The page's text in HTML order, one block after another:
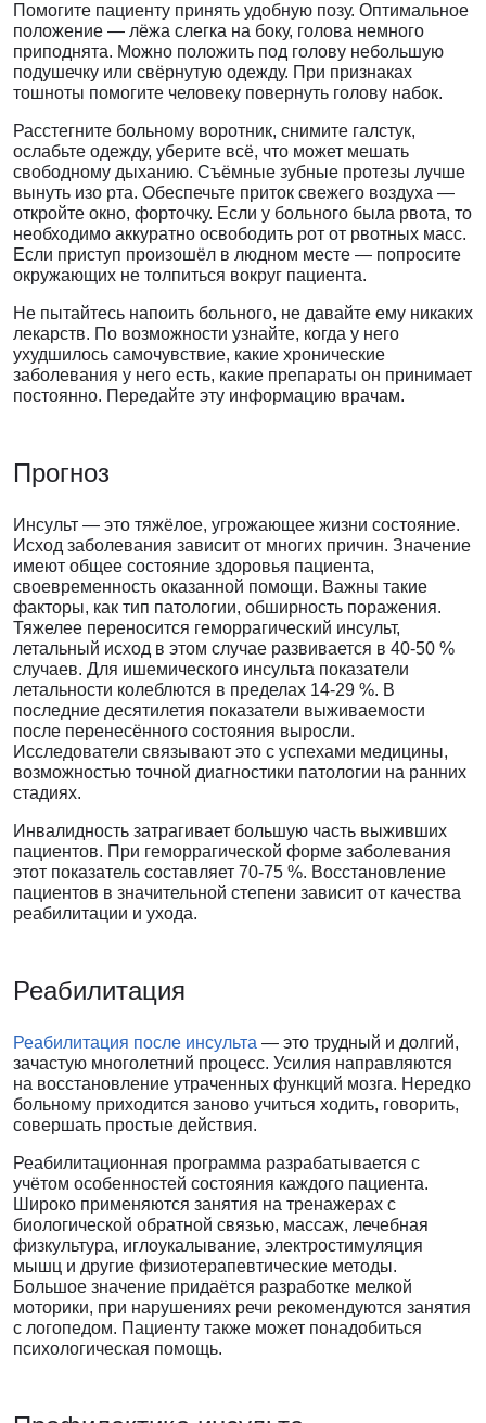
Помогите пациенту принять удобную позу. Оптимальное
положение — лёжа слегка на боку, голова немного
приподнята. Можно положить под голову небольшую
подушечку или свёрнутую одежду. При признаках
тошноты помогите человеку повернуть голову набок.
Расстегните больному воротник, снимите галстук,
ослабьте одежду, уберите всё, что может мешать
свободному дыханию. Съёмные зубные протезы лучше
вынуть изо рта. Обеспечьте приток свежего воздуха —
откройте окно, форточку. Если у больного была рвота, то
необходимо аккуратно освободить рот от рвотных масс.
Если приступ произошёл в людном месте — попросите
окружающих не толпиться вокруг пациента.
Не пытайтесь напоить больного, не давайте ему никаких
лекарств. По возможности узнайте, когда у него
ухудшилось самочувствие, какие хронические
заболевания у него есть, какие препараты он принимает
постоянно. Передайте эту информацию врачам.
Прогноз
Инсульт — это тяжёлое, угрожающее жизни состояние.
Исход заболевания зависит от многих причин. Значение
имеют общее состояние здоровья пациента,
своевременность оказанной помощи. Важны такие
факторы, как тип патологии, обширность поражения.
Тяжелее переносится геморрагический инсульт,
летальный исход в этом случае развивается в 40-50 %
случаев. Для ишемического инсульта показатели
летальности колеблются в пределах 14-29 %. В
последние десятилетия показатели выживаемости
после перенесённого состояния выросли.
Исследователи связывают это с успехами медицины,
возможностью точной диагностики патологии на ранних
стадиях.
Инвалидность затрагивает большую часть выживших
пациентов. При геморрагической форме заболевания
этот показатель составляет 70-75 %. Восстановление
пациентов в значительной степени зависит от качества
реабилитации и ухода.
Реабилитация
Реабилитация после инсульта — это трудный и долгий,
зачастую многолетний процесс. Усилия направляются
на восстановление утраченных функций мозга. Нередко
больному приходится заново учиться ходить, говорить,
совершать простые действия.
Реабилитационная программа разрабатывается с
учётом особенностей состояния каждого пациента.
Широко применяются занятия на тренажерах с
биологической обратной связью, массаж, лечебная
физкультура, иглоукалывание, электростимуляция
мышц и другие физиотерапевтические методы.
Большое значение придаётся разработке мелкой
моторики, при нарушениях речи рекомендуются занятия
с логопедом. Пациенту также может понадобиться
психологическая помощь.